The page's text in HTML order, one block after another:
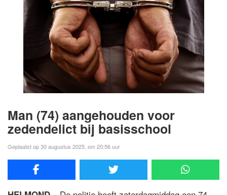
Man (74) aangehouden voor
zedendelict bij basisschool
Geplaatst op 30 augustus 2025, om 20:56 uur